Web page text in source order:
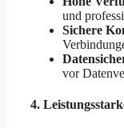
und
Sichere
vor
4.